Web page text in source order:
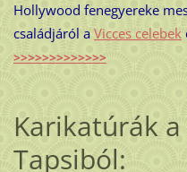
Hollywood fenegyereke
családjáról a Vicces celebek
>>>>>>>>>>>>>
Karikatúrák
Tapsiból: